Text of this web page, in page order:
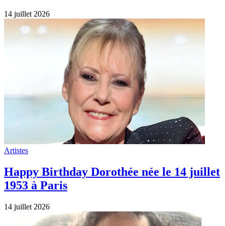
14 juillet 2026
Artistes
Happy Birthday Dorothée née le 14 juillet
1953 à Paris
14 juillet 2026